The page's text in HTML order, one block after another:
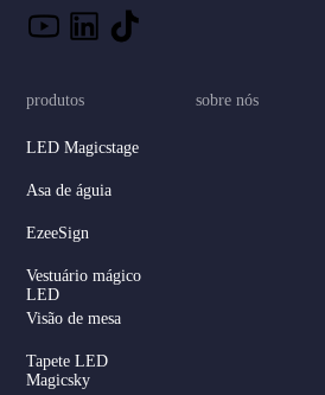
produtos
LED Magicstage
Asa de águia
EzeeSign
Vestuário mágico
LED
Visão de mesa
Tapete LED
Magicsky
sobre nós